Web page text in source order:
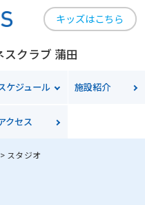
キッズはこちら
クラブ 蒲田
ケジュール 施設紹介
クセス
スタジオ